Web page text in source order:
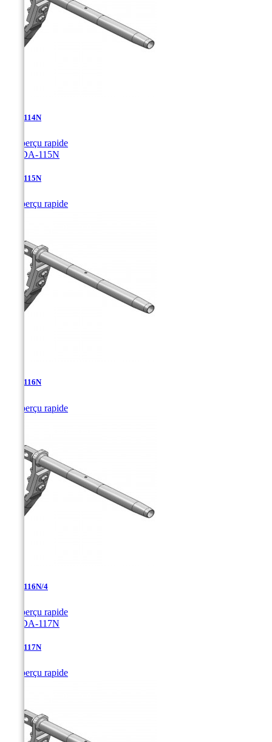
TDA-114N
Aperçu rapide
TDA-115N
Aperçu rapide
TDA-116N
Aperçu rapide
TDA-116N/4
Aperçu rapide
TDA-117N
Aperçu rapide